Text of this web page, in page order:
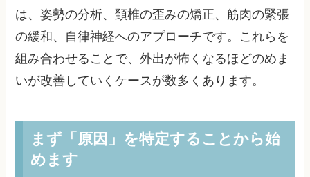
は、姿勢の分析、頚椎の歪みの矯正、筋肉の緊張
の緩和、自律神経へのアプローチです。これらを
組み合わせることで、外出が怖くなるほどのめま
いが改善していくケースが数多くあります。
まず「原因」を特定することから始
めます